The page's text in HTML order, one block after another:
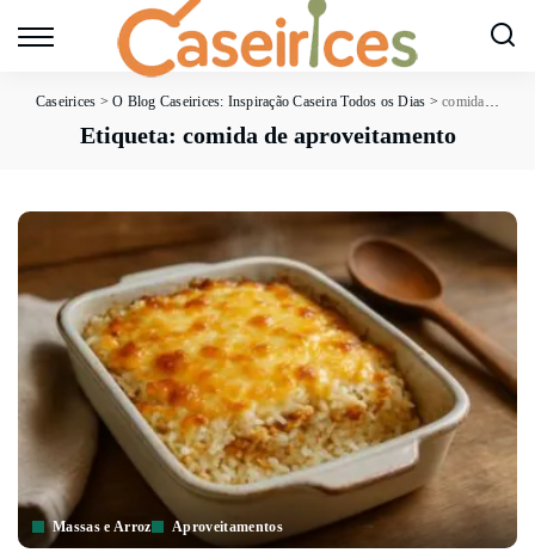
Caseirices >O Blog Caseirices: Inspiração Caseira Todos os Dias >comida de aproveitamento
Etiqueta: comida de aproveitamento
Massas e Arroz Aproveitamentos